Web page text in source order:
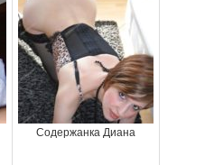
Содержанка Диана